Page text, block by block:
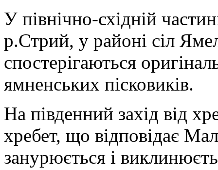
У північно-східній
р.Стрий, у районі сіл
спостерігаються
ямненських пісковиків.
На південний захід від
хребет, що відповідає
занурюється і